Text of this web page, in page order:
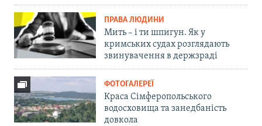
ПРАВА ЛЮДИНИ
Мить – і ти шпигун. Як у
кримських судах розглядають
звинувачення в держзраді
ФОТОГАЛЕРЕЇ
Краса Сімферопольського
водосховища та занедбаність
довкола